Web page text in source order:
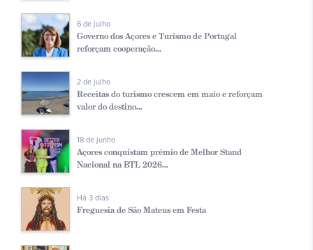
6 de julho
Governo dos Açores e Turismo de Portugal
reforçam cooperação...
2 de julho
Receitas do turismo crescem em maio e reforçam
valor do destino...
18 de junho
Açores conquistam prémio de Melhor Stand
Nacional na BTL 2026...
Há 3 dias
Freguesia de São Mateus em Festa